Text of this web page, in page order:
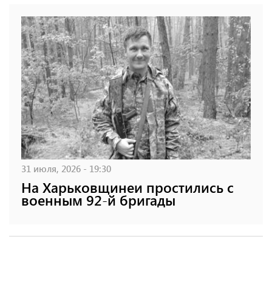
31 июля, 2026 - 19:30
На Харьковщинеи простились с
военным 92-й бригады